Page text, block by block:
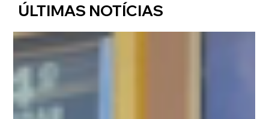
ÚLTIMAS NOTÍCIAS